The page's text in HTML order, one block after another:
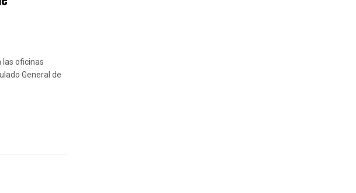
las oficinas
General de